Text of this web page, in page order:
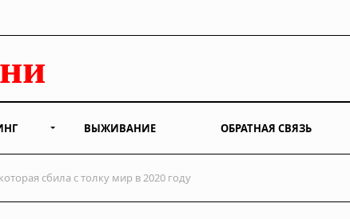
ВЫЖИВАНИЕ ОБРАТНАЯ СВЯЗЬ
сбила с толку мир в 2020 году